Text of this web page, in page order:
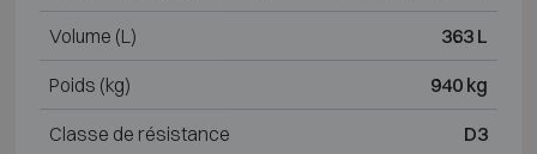
Volume (L) 363 L
Poids (kg) 940 kg
Classe de résistance D3